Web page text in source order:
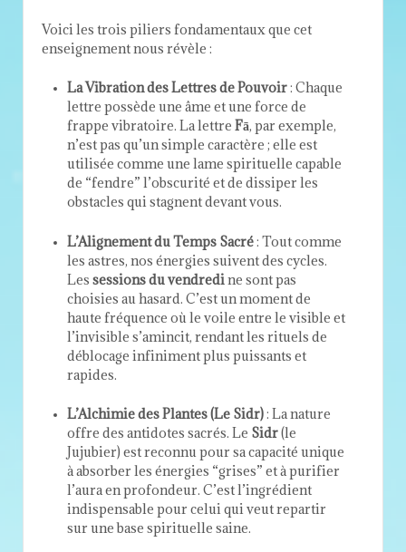
Voici les trois piliers fondamentaux que cet
enseignement nous révèle :
La Vibration des Lettres de Pouvoir: Chaque
lettre possède une âme et une force de
frappe vibratoire. La lettre Fā, par exemple,
n’est pas qu’un simple caractère ; elle est
utilisée comme une lame spirituelle capable
de “fendre” l’obscurité et de dissiper les
obstacles qui stagnent devant vous.
L’Alignement du Temps Sacré: Tout comme
les astres, nos énergies suivent des cycles.
Les sessions du vendredi ne sont pas
choisies au hasard. C’est un moment de
haute fréquence où le voile entre le visible et
l’invisible s’amincit, rendant les rituels de
déblocage infiniment plus puissants et
rapides.
L’Alchimie des Plantes (Le Sidr): La nature
offre des antidotes sacrés. Le Sidr(le
Jujubier) est reconnu pour sa capacité unique
à absorber les énergies “grises” et à purifier
l’aura en profondeur. C’est l’ingrédient
indispensable pour celui qui veut repartir
sur une base spirituelle saine.